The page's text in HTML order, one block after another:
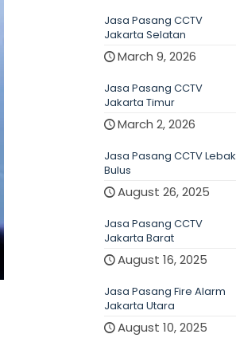
Jasa Pasang CCTV
Jakarta Selatan
March 9, 2026
Jasa Pasang CCTV
Jakarta Timur
March 2, 2026
Jasa Pasang CCTV Lebak
Bulus
August 26, 2025
Jasa Pasang CCTV
Jakarta Barat
August 16, 2025
Jasa Pasang Fire Alarm
Jakarta Utara
August 10, 2025